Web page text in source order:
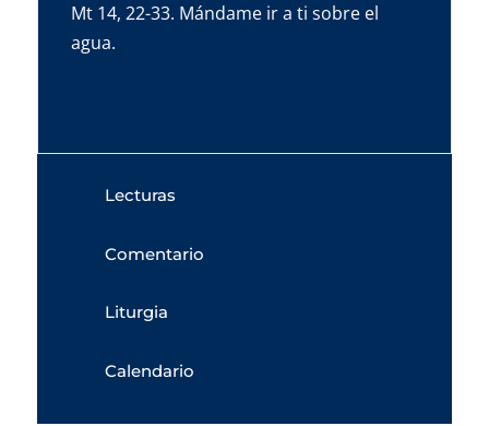
Mt 14, 22-33. Mándame ir a ti sobre el
agua.
Lecturas
Comentario
Liturgia
Calendario